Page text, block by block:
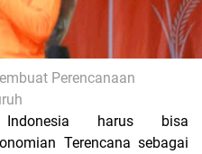
Perencanaan
harus bisa
Terencana sebagai